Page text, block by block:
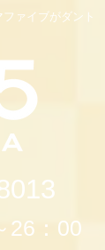
ァイブがダント
26：00